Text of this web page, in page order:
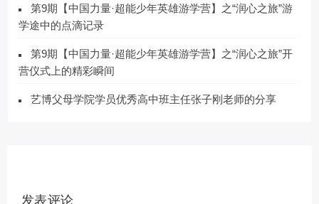
第9期【中国力量·超能少年英雄游学营】之“润心之旅”游
学途中的点滴记录
第9期【中国力量·超能少年英雄游学营】之“润心之旅”开
营仪式上的精彩瞬间
艺博父母学院学员优秀高中班主任张子刚老师的分享
发表评论